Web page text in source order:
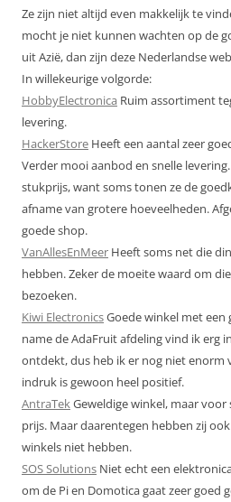
Ze zijn niet altijd even makkelijk te
mocht je niet kunnen wachten op de
uit Azië, dan zijn deze Nederlandse
In willekeurige volgorde:
HobbyElectronica Ruim assortiment
levering.
HackerStore Heeft een aantal zeer
Verder mooi aanbod en snelle
stukprijs, want soms tonen ze de
afname van grotere hoeveelheden.
goede shop.
VanAllesEnMeer Heeft soms net die
hebben. Zeker de moeite waard om
bezoeken.
Kiwi ElectronicsGoede winkel met
name de AdaFruit afdeling vind ik erg
ontdekt, dus heb ik er nog niet enorm
indruk is gewoon heel positief.
AntraTekGeweldige winkel, maar
prijs. Maar daarentegen hebben zij
winkels niet hebben.
SOS Solutions Niet echt een
om de Pi en Domotica gaat zeer goed